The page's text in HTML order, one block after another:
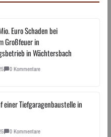
Euro Schaden bei
Großfeuer in
in Wächtersbach
0 Kommentare
einer Tiefgaragenbaustelle in
0 Kommentare